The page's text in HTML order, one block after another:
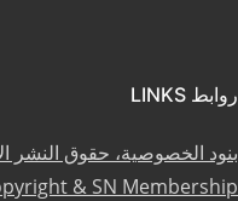
روابط LINKS
بنود الخصوصية، حقوق النشر
& SN Membership